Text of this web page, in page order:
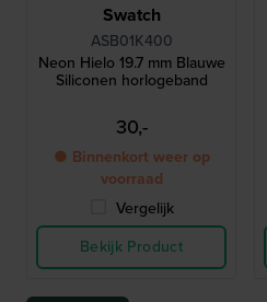
Swatch
ASB01K400
Neon Hielo 19.7 mm Blauwe
Siliconen horlogeband
30,-
● Binnenkort weer op
voorraad
Vergelijk
Bekijk Product